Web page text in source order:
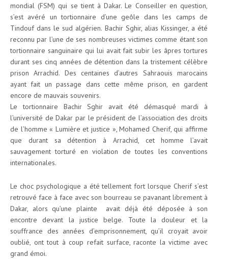
mondial (FSM) qui se tient à Dakar. Le Conseiller en question,
s’est avéré un tortionnaire d’une geôle dans les camps de
Tindouf dans le sud algérien. Bachir Sghir, alias Kissinger, a été
reconnu par l’une de ses nombreuses victimes comme étant son
tortionnaire sanguinaire qui lui avait fait subir les âpres tortures
durant ses cinq années de détention dans la tristement célèbre
prison Arrachid. Des centaines d’autres Sahraouis marocains
ayant fait un passage dans cette même prison, en gardent
encore de mauvais souvenirs.
Le tortionnaire Bachir Sghir avait été démasqué mardi à
l’université de Dakar par le président de l’association des droits
de l’homme « Lumière et justice », Mohamed Cherif, qui affirme
que durant sa détention à Arrachid, cet homme l’avait
sauvagement torturé en violation de toutes les conventions
internationales.
Le choc psychologique a été tellement fort lorsque Cherif s’est
retrouvé face à face avec son bourreau se pavanant librement à
Dakar, alors qu’une plainte avait déjà été déposée à son
encontre devant la justice belge. Toute la douleur et la
souffrance des années d’emprisonnement, qu’il croyait avoir
oublié, ont tout à coup refait surface, raconte la victime avec
grand émoi.